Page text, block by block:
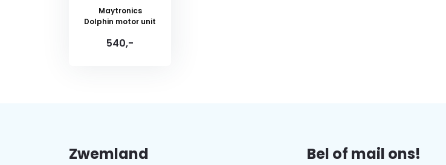
Maytronics
Dolphin motor unit
540,-
Zwemland Bel of mail ons!